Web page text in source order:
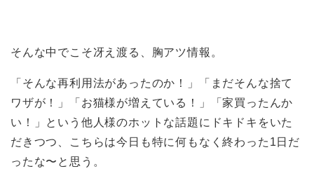
そんな中でこそ冴え渡る、胸アツ情報。
「そんな再利用法があったのか！」「まだそんな捨て
ワザが！」「お猫様が増えている！」「家買ったんか
い！」という他人様のホットな話題にドキドキをいた
だきつつ、こちらは今日も特に何もなく終わった1日だ
ったな〜と思う。